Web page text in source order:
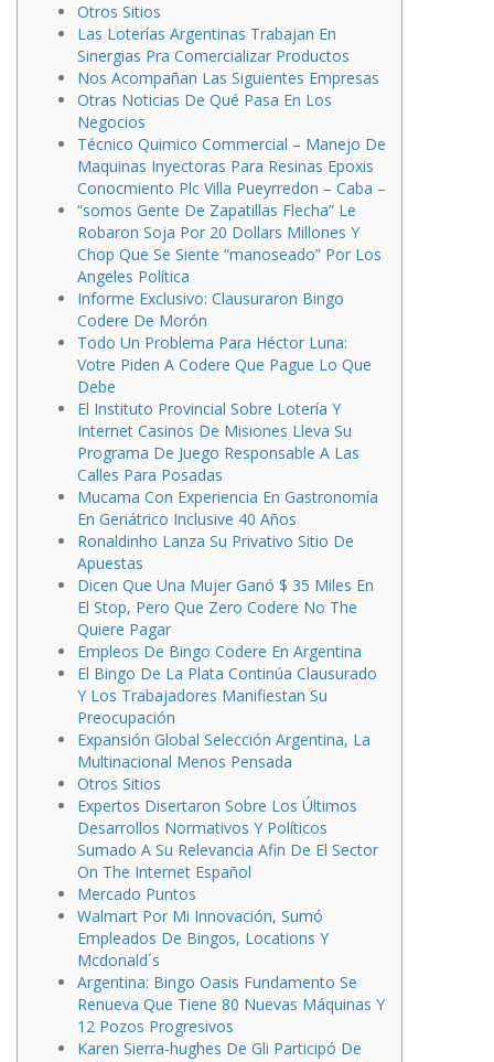
Otros Sitios
Las Loterías Argentinas Trabajan En
Sinergias Pra Comercializar Productos
Nos Acompañan Las Siguientes Empresas
Otras Noticias De Qué Pasa En Los
Negocios
Técnico Quimico Commercial – Manejo De
Maquinas Inyectoras Para Resinas Epoxis
Conocmiento Plc Villa Pueyrredon – Caba –
“somos Gente De Zapatillas Flecha” Le
Robaron Soja Por 20 Dollars Millones Y
Chop Que Se Siente “manoseado” Por Los
Angeles Política
Informe Exclusivo: Clausuraron Bingo
Codere De Morón
Todo Un Problema Para Héctor Luna:
Votre Piden A Codere Que Pague Lo Que
Debe
El Instituto Provincial Sobre Lotería Y
Internet Casinos De Misiones Lleva Su
Programa De Juego Responsable A Las
Calles Para Posadas
Mucama Con Experiencia En Gastronomía
En Geriátrico Inclusive 40 Años
Ronaldinho Lanza Su Privativo Sitio De
Apuestas
Dicen Que Una Mujer Ganó $ 35 Miles En
El Stop, Pero Que Zero Codere No The
Quiere Pagar
Empleos De Bingo Codere En Argentina
El Bingo De La Plata Continúa Clausurado
Y Los Trabajadores Manifiestan Su
Preocupación
Expansión Global Selección Argentina, La
Multinacional Menos Pensada
Otros Sitios
Expertos Disertaron Sobre Los Últimos
Desarrollos Normativos Y Políticos
Sumado A Su Relevancia Afin De El Sector
On The Internet Español
Mercado Puntos
Walmart Por Mi Innovación, Sumó
Empleados De Bingos, Locations Y
Mcdonald´s
Argentina: Bingo Oasis Fundamento Se
Renueva Que Tiene 80 Nuevas Máquinas Y
12 Pozos Progresivos
Karen Sierra-hughes De Gli Participó De